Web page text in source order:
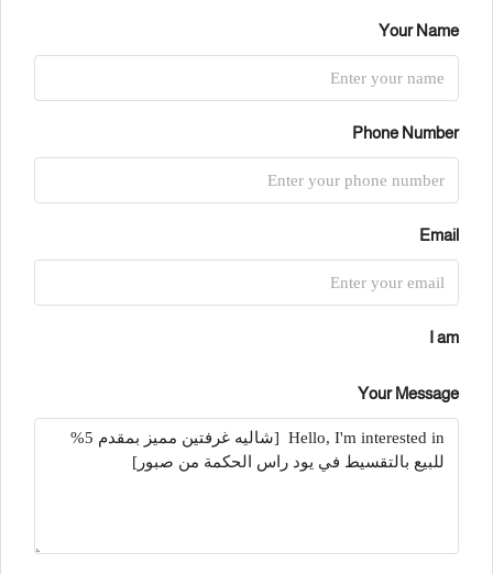
Your Name
Phone Number
Email
I am
Your Message